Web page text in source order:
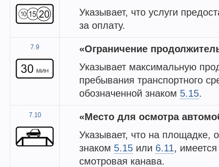
Указывает, что услуги
за оплату.
7.9
«Ограничение
Указывает максимальную
пребывания транспортного
обозначенной знаком 5.15.
7.10
«Место для осмотра
Указывает, что на площадке,
знаком 5.15 или 6.11,
смотровая канава.